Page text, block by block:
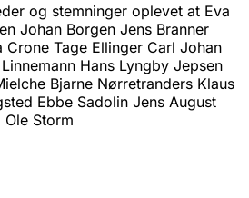
og stemninger oplevet at Eva
Johan Borgen Jens Branner
Crone Tage Ellinger Carl Johan
Hans Lyngby Jepsen
Bjarne Nørretranders Klaus
Ebbe Sadolin Jens August
Ole Storm